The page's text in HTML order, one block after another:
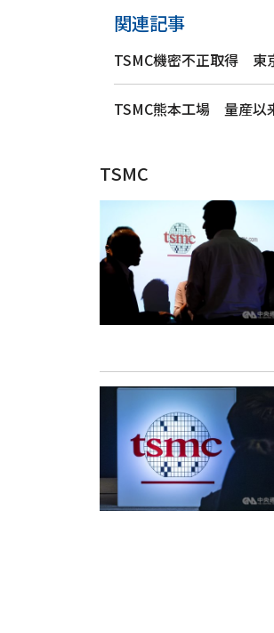
関連記事
TSMC機密不正取得 東
TSMC熊本工場 量産以
TSMC